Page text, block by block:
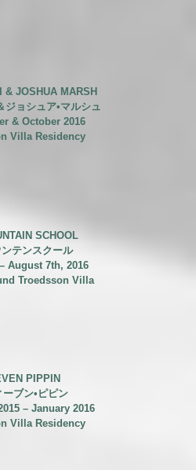
& JOSHUA MARSH
ジョシュア•マルシュ
& October 2016
Villa Residency
SCHOOL
テンスクール
August 7th, 2016
Troedsson Villa
PIPPIN
ーブン•ピピン
– January 2016
Villa Residency